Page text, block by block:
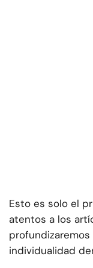
Esto es solo el
atentos a los
individualidad